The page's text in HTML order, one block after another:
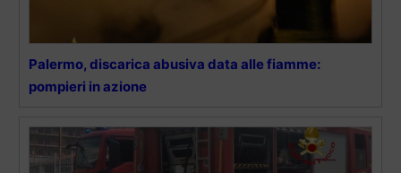
Palermo, discarica abusiva data alle fiamme:
pompieri in azione